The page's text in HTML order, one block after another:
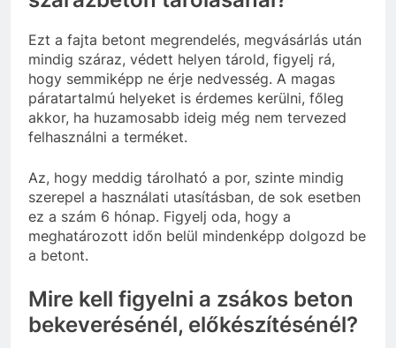
Ezt a fajta betont megrendelés, megvásárlás után
mindig száraz, védett helyen tárold, figyelj rá,
hogy semmiképp ne érje nedvesség. A magas
páratartalmú helyeket is érdemes kerülni, főleg
akkor, ha huzamosabb ideig még nem tervezed
felhasználni a terméket.
Az, hogy meddig tárolható a por, szinte mindig
szerepel a használati utasításban, de sok esetben
ez a szám 6 hónap. Figyelj oda, hogy a
meghatározott időn belül mindenképp dolgozd be
a betont.
Mire kell figyelni a zsákos beton
bekeverésénél, előkészítésénél?